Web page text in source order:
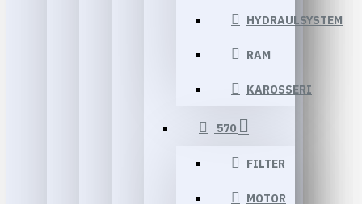
HYDRAULSYSTEM
RAM
KAROSSERI
570
FILTER
MOTOR